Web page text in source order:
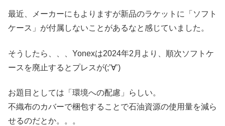
最近、メーカーにもよりますが新品のラケットに「ソフト
ケース」が付属しないことがあるなと感じていました。
そうしたら、、、Yonexは2024年2月より、順次ソフトケ
ースを廃止するとプレスが(;’∀’)
お題目としては「環境への配慮」らしい。
不織布のカバーで梱包することで石油資源の使用量を減ら
せるのだとか。。。